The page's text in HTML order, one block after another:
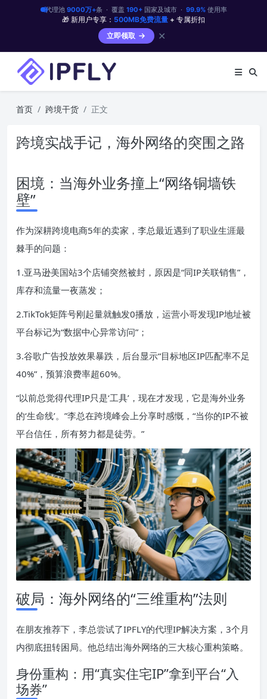
代理池 9000万+条 · 覆盖 190+国家及城市 · 99.9%使用率
🎁 新用户专享： 500MB免费流量 + 专属折扣
立即领取
✕
首页 跨境干货 正文
跨境实战手记，海外网络的突围之路
困境：当海外业务撞上“网络铜墙铁
壁”
作为深耕跨境电商5年的卖家，李总最近遇到了职业生涯最
棘手的问题：
1.亚马逊美国站3个店铺突然被封，原因是“同IP关联销售”，
库存和流量一夜蒸发；
2.TikTok矩阵号刚起量就触发0播放，运营小哥发现IP地址被
平台标记为“数据中心异常访问”；
3.谷歌广告投放效果暴跌，后台显示“目标地区IP匹配率不足
40%”，预算浪费率超60%。
“以前总觉得代理IP只是‘工具’，现在才发现，它是海外业务
的‘生命线’。”李总在跨境峰会上分享时感慨，“当你的IP不被
平台信任，所有努力都是徒劳。”
破局：海外网络的“三维重构”法则
在朋友推荐下，李总尝试了IPFLY的代理IP解决方案，3个月
内彻底扭转困局。他总结出海外网络的三大核心重构策略。
身份重构：用“真实住宅IP”拿到平台“入
场券”